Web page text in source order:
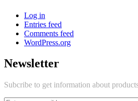
Log in
Entries feed
Comments feed
WordPress.org
Newsletter
Subcribe to get information about